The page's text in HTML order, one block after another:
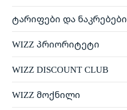
ტარიფები და ნაკრებები
WIZZ პრიორიტეტი
WIZZ DISCOUNT CLUB
WIZZ მოქნილი